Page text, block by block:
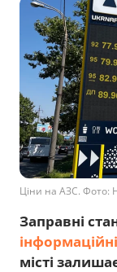
Ціни на АЗС. Фото:
Заправні
місті